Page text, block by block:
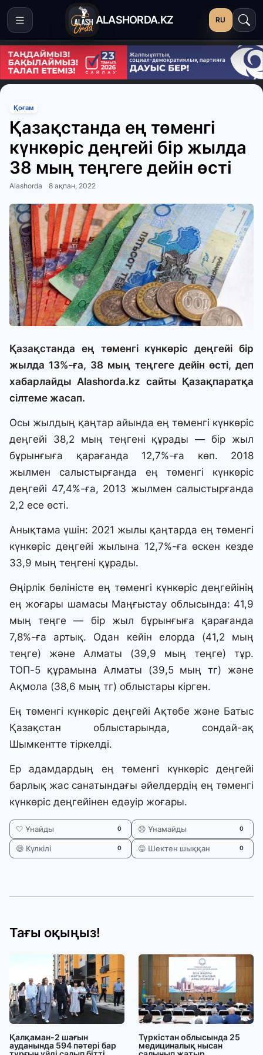
ALASHORDA.KZ RU
Қоғам
Қазақстанда ең төменгі
күнкөріс деңгейі бір жылда
38 мың теңгеге дейін өсті
Alashorda 8 ақпан, 2022
Қазақстанда ең төменгі күнкөріс деңгейі бір
жылда 13%-ға, 38 мың теңгеге дейін өсті, деп
хабарлайды Alashorda.kz сайты Қазақпаратқа
сілтеме жасап.
Осы жылдың қаңтар айында ең төменгі күнкөріс
деңгейі 38,2 мың теңгені құрады — бір жыл
бұрынғыға қарағанда 12,7%-ға көп. 2018
жылмен салыстырғанда ең төменгі күнкөріс
деңгейі 47,4%-ға, 2013 жылмен салыстырғанда
2,2 есе өсті.
Анықтама үшін: 2021 жылы қаңтарда ең төменгі
күнкөріс деңгейі жылына 12,7%-ға өскен кезде
33,9 мың теңгені құрады.
Өңірлік бөліністе ең төменгі күнкөріс деңгейінің
ең жоғары шамасы Маңғыстау облысында: 41,9
мың теңге — бір жыл бұрынғыға қарағанда
7,8%-ға артық. Одан кейін елорда (41,2 мың
теңге) және Алматы (39,9 мың теңге) тұр.
ТОП-5 құрамына Алматы (39,5 мың тг) және
Ақмола (38,6 мың тг) облыстары кірген.
Ең төменгі күнкөріс деңгейі Ақтөбе және Батыс
Қазақстан облыстарында, сондай-ақ
Шымкентте тіркелді.
Ер адамдардың ең төменгі күнкөріс деңгейі
барлық жас санатындағы әйелдердің ең төменгі
күнкөріс деңгейінен едәуір жоғары.
🤍 Ұнайды 0 😞 Ұнамайды 0
😄 Күлкілі 0 😡 Шектен шыққан 0
Тағы оқыңыз!
Қалқаман-2 шағын
ауданында 594 пәтері бар
Түркістан облысында 25
медициналық нысан